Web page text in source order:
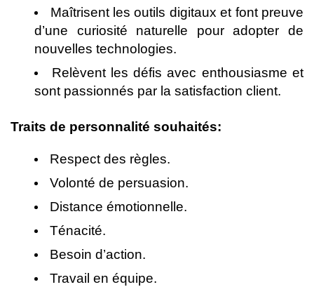
Maîtrisent les outils digitaux et font preuve
d’une curiosité naturelle pour adopter de
nouvelles technologies.
Relèvent les défis avec enthousiasme et
sont passionnés par la satisfaction client.
Traits de personnalité souhaités:
Respect des règles.
Volonté de persuasion.
Distance émotionnelle.
Ténacité.
Besoin d’action.
Travail en équipe.